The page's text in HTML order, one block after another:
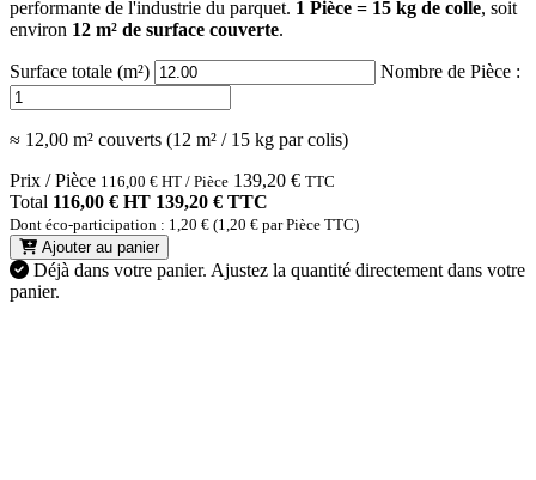
performante de l'industrie du parquet. 1 Pièce = 15 kg de colle, soit
environ 12 m² de surface couverte.
Surface totale (m²) Nombre de Pièce :
≈ 12,00 m² couverts (12 m² / 15 kg par colis)
Prix / Pièce 116,00 € HT / Pièce 139,20 € TTC
Total 116,00 € HT 139,20 € TTC
Dont éco-participation : 1,20 € (1,20 € par Pièce TTC)
Ajouter au panier
Déjà dans votre panier. Ajustez la quantité directement dans votre
panier.